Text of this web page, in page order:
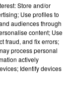
Store and/or
Use profiles to
audiences through
content; Use
fraud, and fix errors;
process personal
actively
Identify devices